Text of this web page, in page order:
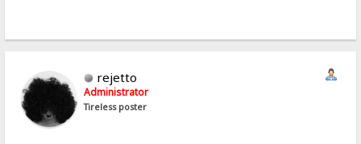
rejetto
Administrator
Tireless poster